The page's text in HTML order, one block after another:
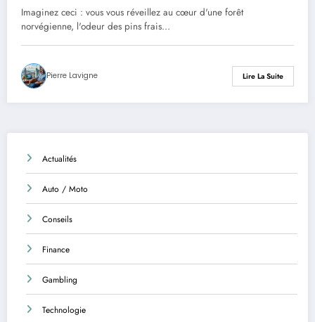
Imaginez ceci : vous vous réveillez au cœur d'une forêt
norvégienne, l'odeur des pins frais…
Pierre Lavigne Lire La Suite
Actualités
Auto / Moto
Conseils
Finance
Gambling
Technologie